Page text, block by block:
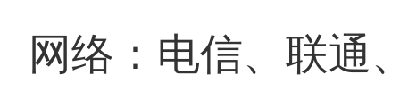
网络：电信、联通